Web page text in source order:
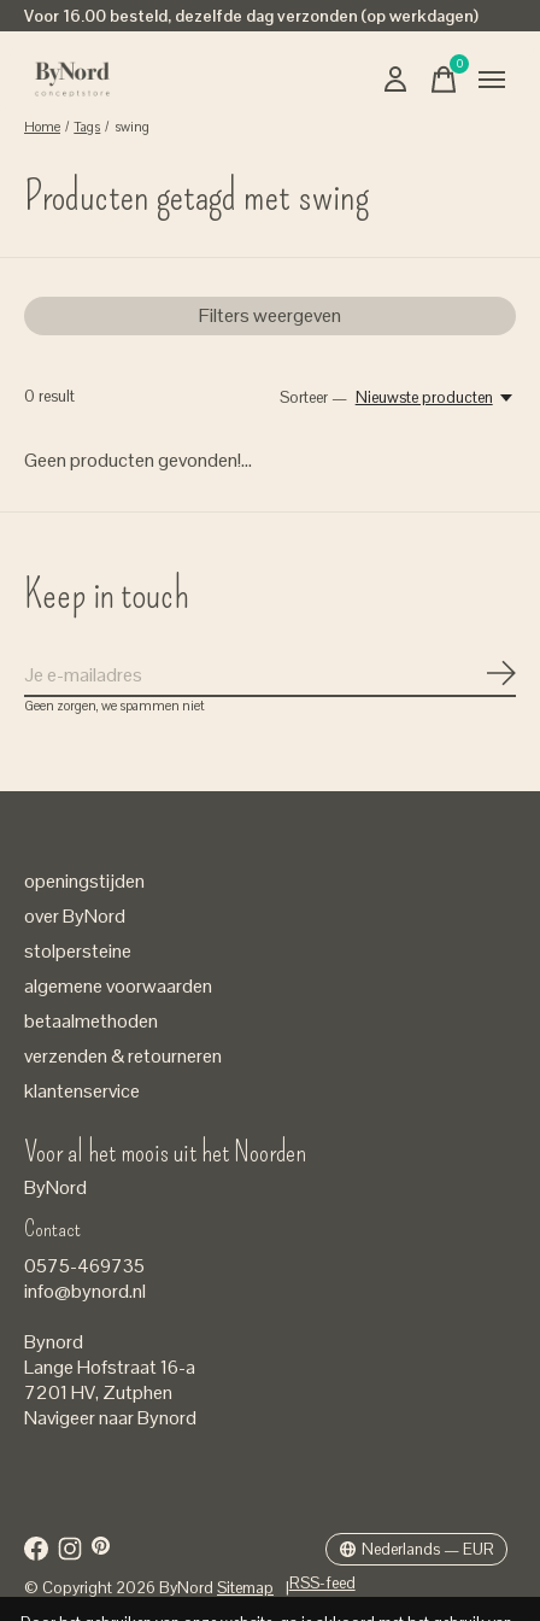
Voor 16.00 besteld, dezelfde dag verzonden (op werkdagen)
0items
Home / Tags / swing
Producten getagd met swing
Filters weergeven
0 result Sorteer — Nieuwste producten
Geen producten gevonden!...
Keep in touch
Geen zorgen, we spammen niet
openingstijden
over ByNord
stolpersteine
algemene voorwaarden
betaalmethoden
verzenden & retourneren
klantenservice
Voor al het moois uit het Noorden
ByNord
Contact
0575-469735
info@bynord.nl
Bynord
Lange Hofstraat 16-a
7201 HV, Zutphen
Navigeer naar Bynord
© Copyright 2026 ByNord Sitemap |RSS-feed
Nederlands — EUR